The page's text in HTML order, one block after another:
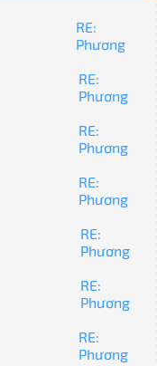
RE:
Phương
RE:
Phương
RE:
Phương
RE:
Phương
RE:
Phương
RE:
Phương
RE:
Phương